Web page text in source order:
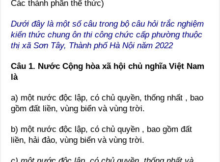
Các thành phần thể thức)
Dưới đây là một số câu trong bộ câu hỏi trắc nghiệm
kiến thức chung ôn thi công chức cấp phường thuộc
thị xã Sơn Tây, Thành phố Hà Nội năm 2022
Câu 1. Nước Cộng hòa xã hội chủ nghĩa Việt Nam
là
a) một nước độc lập, có chủ quyền, thống nhất , bao
gồm đất liền, vùng biển và vùng trời.
b) một nước độc lập, có chủ quyền , bao gồm đất
liền, hải đảo, vùng biển và vùng trời.